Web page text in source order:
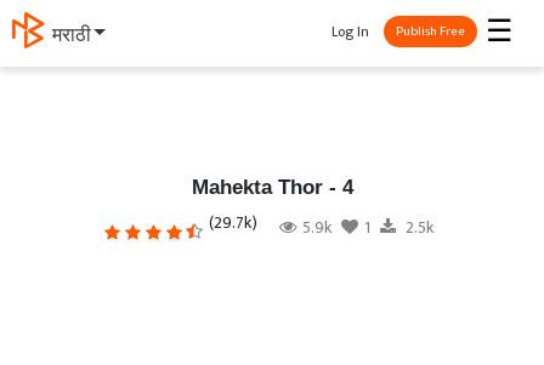
मराठी ☰
Log In Publish Free
Mahekta Thor - 4
(29.7k) 5.9k 1 2.5k